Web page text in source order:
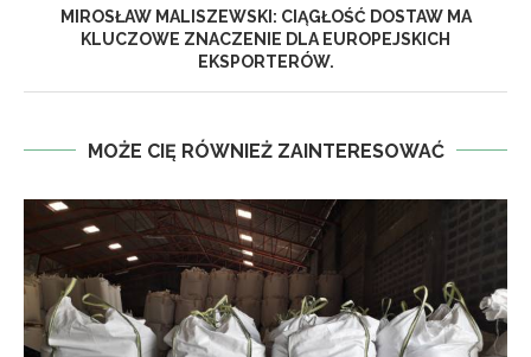
MIROSŁAW MALISZEWSKI: CIĄGŁOŚĆ DOSTAW MA
KLUCZOWE ZNACZENIE DLA EUROPEJSKICH
EKSPORTERÓW.
MOŻE CIĘ RÓWNIEŻ ZAINTERESOWAĆ